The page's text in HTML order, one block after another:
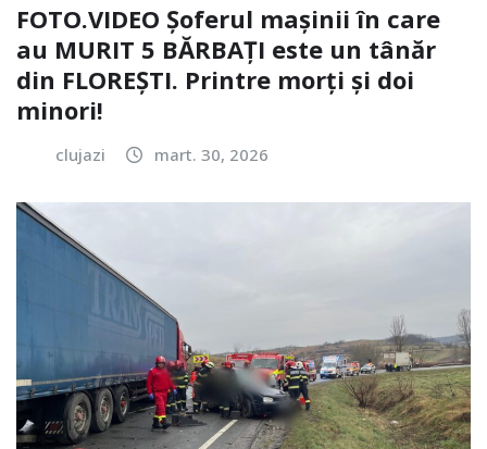
FOTO.VIDEO Șoferul mașinii în care
au MURIT 5 BĂRBAȚI este un tânăr
din FLOREȘTI. Printre morți și doi
minori!
clujazi mart. 30, 2026